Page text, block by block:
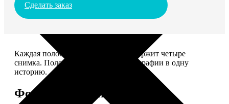
Сделать заказ
Каждая полоска размером 5*20 содержит четыре
снимка. Полоски объединяют фотографии в одну
историю.
Форматы и цены